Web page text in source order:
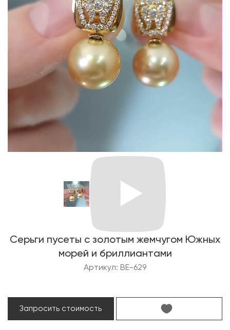
Серьги пусеты с золотым жемчугом Южных
морей и бриллиантами
Артикул: BE-629
Запросить стоимость